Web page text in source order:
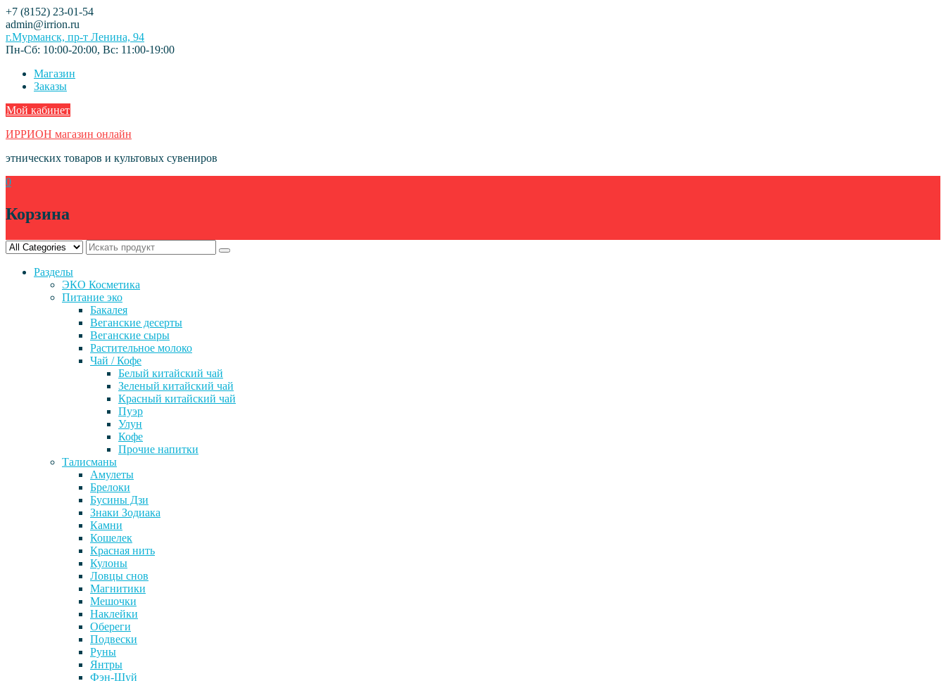
Skip
to
content
+7 (8152) 23-01-54
admin@irrion.ru
г.Мурманск, пр-т Ленина, 94
Пн-Сб: 10:00-20:00, Вс: 11:00-19:00
Магазин
Заказы
Мой кабинет
ИРРИОН магазин онлайн
этнических товаров и культовых сувениров
0
Корзина
Разделы
ЭКО Косметика
Питание эко
Бакалея
Веганские десерты
Веганские сыры
Растительное молоко
Чай / Кофе
Белый китайский чай
Зеленый китайский чай
Красный китайский чай
Пуэр
Улун
Кофе
Прочие напитки
Талисманы
Амулеты
Брелоки
Бусины Дзи
Знаки Зодиака
Камни
Кошелек
Красная нить
Кулоны
Ловцы снов
Магнитики
Мешочки
Наклейки
Обереги
Подвески
Руны
Янтры
Фэн-Шуй